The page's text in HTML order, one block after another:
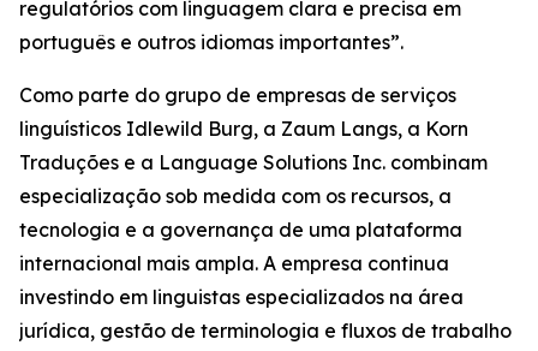
regulatórios com linguagem clara e precisa em
português e outros idiomas importantes”.
Como parte do grupo de empresas de serviços
linguísticos Idlewild Burg, a Zaum Langs, a Korn
Traduções e a Language Solutions Inc. combinam
especialização sob medida com os recursos, a
tecnologia e a governança de uma plataforma
internacional mais ampla. A empresa continua
investindo em linguistas especializados na área
jurídica, gestão de terminologia e fluxos de trabalho